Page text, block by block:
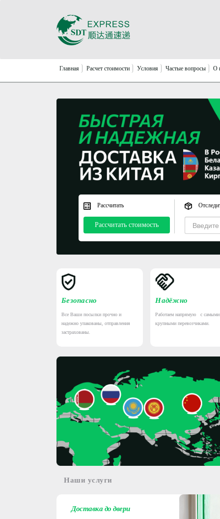
Главная Расчет стоимости Условия Частые вопросы О
Рассчитать
Рассчитать стоимость
Безопасно
Все Ваши посылки прочно и
надежно упакованы, отправления
застрахованы.
Надёжно
Работаем напрямую с самыми
крупными перевозчиками.
Наши услуги
Доставка до двери